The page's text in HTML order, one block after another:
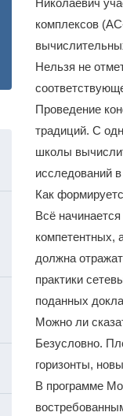
Николаевич
комплексов
Нельзя не
Проведение
традиций. С
школы
исследований
Как
Всё
компетентных,
должна
практики
поданных
Можно ли
Безусловно.
горизонты,
В программе